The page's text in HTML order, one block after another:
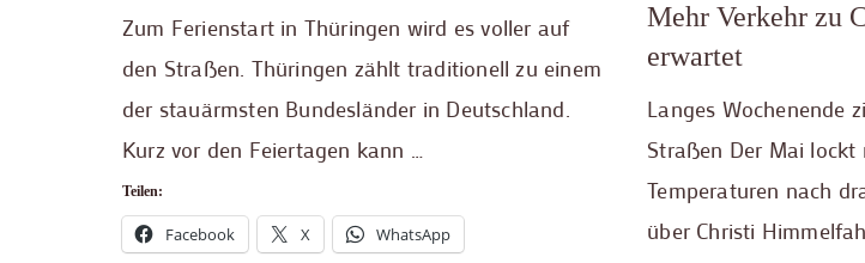
Zum Ferienstart in Thüringen wird es voller auf
den Straßen. Thüringen zählt traditionell zu einem
der stauärmsten Bundesländer in Deutschland.
Kurz vor den Feiertagen kann …
Teilen:
Facebook X WhatsApp
Mehr Verkehr zu
erwartet
Langes Wochenende
Straßen Der Mai
Temperaturen nach
über Christi